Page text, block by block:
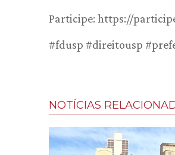
Participe: https://
#fdusp #direitousp
NOTÍCIAS